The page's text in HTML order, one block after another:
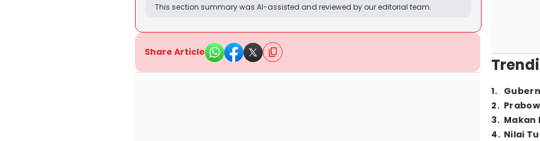
This section summary was AI-assisted and reviewed by our editorial team.
Share Article
1.
2.
3. Makan
4. Nilai